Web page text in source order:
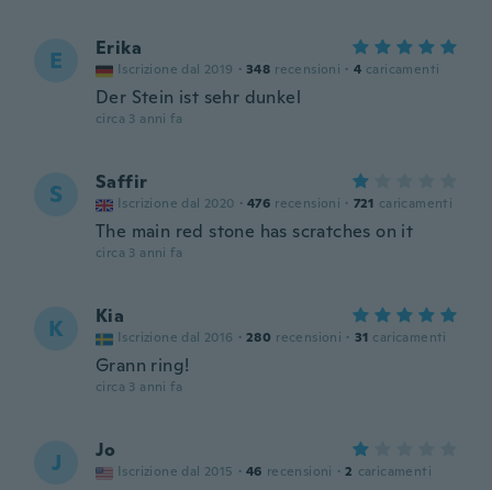
E Erika
Iscrizione dal 2019 · 348 recensioni · 4 caricamenti
Der Stein ist sehr dunkel
circa 3 anni fa
S Saffir
Iscrizione dal 2020 · 476 recensioni · 721 caricamenti
The main red stone has scratches on it
circa 3 anni fa
K Kia
Iscrizione dal 2016 · 280 recensioni · 31 caricamenti
Grann ring!
circa 3 anni fa
J Jo
Iscrizione dal 2015 · 46 recensioni · 2 caricamenti